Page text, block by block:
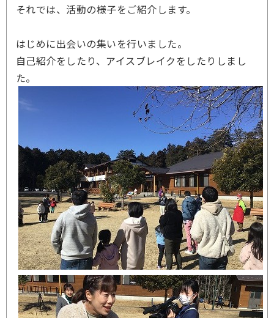
それでは、活動の様子をご紹介します。
はじめに出会いの集いを行いました。
自己紹介をしたり、アイスブレイクをしたりしまし
た。